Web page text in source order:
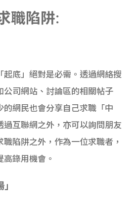
職陷阱:
起底」絕對是必需。透過網絡搜
公司網站、討論區的相關帖子
的網民也會分享自己求職「中
過互聯網之外，亦可以詢問朋友
陷阱之外，作為一位求職者，
錄用機會。